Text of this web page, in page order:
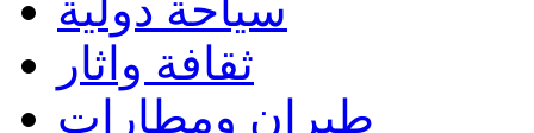
ثقافة واثار
طيران ومطارات